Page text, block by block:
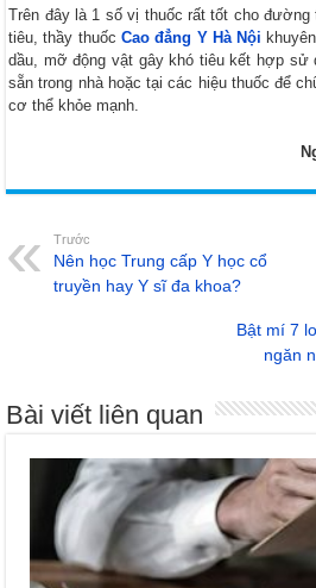
Trên đây là 1 số vị thuốc rất tốt cho đường
tiêu, thầy thuốc Cao đẳng Y Hà Nội
dầu, mỡ động vật gây khó tiêu kết hợp sử
sẵn trong nhà hoặc tại các hiệu thuốc để
cơ thể khỏe mạnh.
Trước
Nên học Trung cấp Y học cổ
truyền hay Y sĩ đa khoa?
Bật mí 7
ngăn
Bài viết liên quan